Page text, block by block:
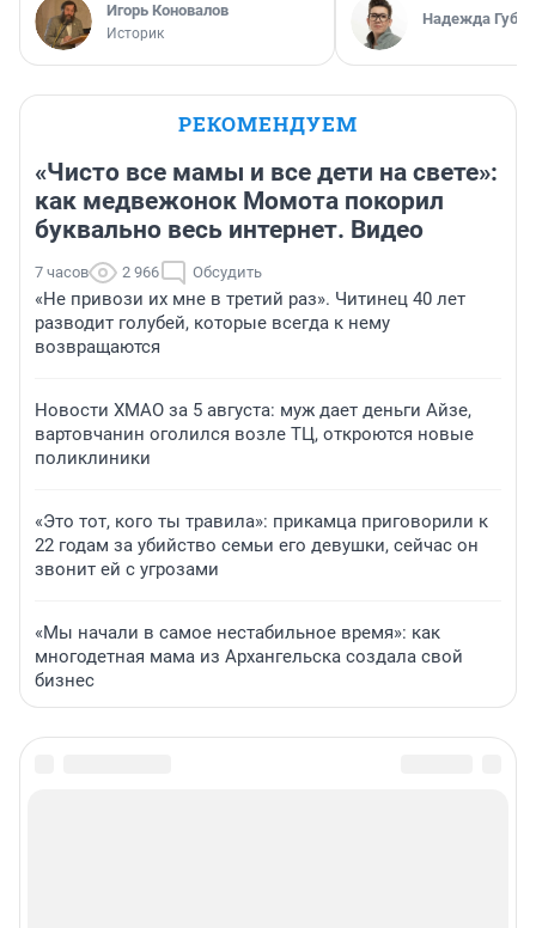
Игорь Коновалов
Историк
Надежда
РЕКОМЕНДУЕМ
«Чисто все мамы и все дети на свете»:
как медвежонок Момота покорил
буквально весь интернет. Видео
7 часов 2 966 Обсудить
«Не привози их мне в третий раз». Читинец 40 лет
разводит голубей, которые всегда к нему
возвращаются
Новости ХМАО за 5 августа: муж дает деньги Айзе,
вартовчанин оголился возле ТЦ, откроются новые
поликлиники
«Это тот, кого ты травила»: прикамца приговорили к
22 годам за убийство семьи его девушки, сейчас он
звонит ей с угрозами
«Мы начали в самое нестабильное время»: как
многодетная мама из Архангельска создала свой
бизнес